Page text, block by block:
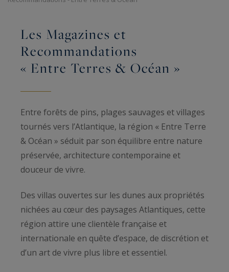
Les Magazines et
Recommandations
« Entre Terres & Océan »
Entre forêts de pins, plages sauvages et villages
tournés vers l’Atlantique, la région « Entre Terre
& Océan » séduit par son équilibre entre nature
préservée, architecture contemporaine et
douceur de vivre.
Des villas ouvertes sur les dunes aux propriétés
nichées au cœur des paysages Atlantiques, cette
région attire une clientèle française et
internationale en quête d’espace, de discrétion et
d’un art de vivre plus libre et essentiel.